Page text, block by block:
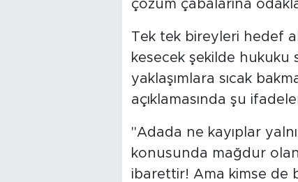
çözüm çabalarına
Tek tek bireyleri hedef
kesecek şekilde hukuku
yaklaşımlara sıcak
açıklamasında şu
"Adada ne kayıplar
konusunda mağdur olan
ibarettir! Ama kimse de